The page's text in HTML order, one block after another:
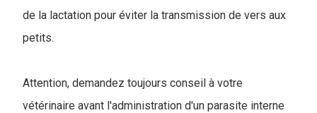
de la lactation pour éviter la transmission de vers aux
petits.
Attention, demandez toujours conseil à votre
vétérinaire avant l'administration d'un parasite interne